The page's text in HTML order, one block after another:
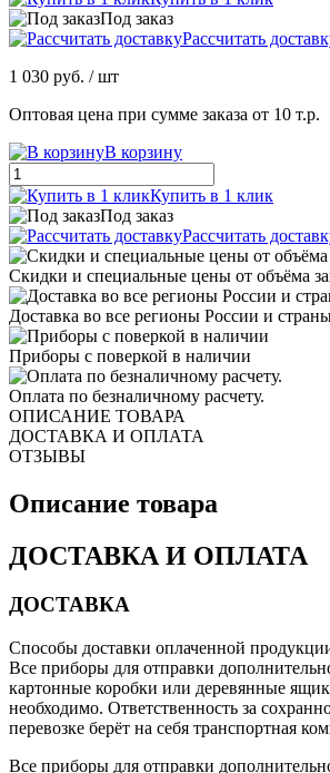
Под заказ
Рассчитать
1 030 руб. / шт
Оптовая цена при сумме заказа от 10 т.р.
В корзину
Купить в 1 клик
Под заказ
Рассчитать
Скидки и специальные цены от объёма
Доставка во все регионы России и
Приборы с поверкой в наличии
Оплата по безналичному расчету.
ОПИСАНИЕ ТОВАРА
ДОСТАВКА И ОПЛАТА
ОТЗЫВЫ
Описание товара
ДОСТАВКА И ОПЛАТА
ДОСТАВКА
Способы доставки оплаченной
Все приборы для отправки
картонные коробки или деревянные
необходимо. Ответственность за
перевозке берёт на себя транспортная
Все приборы для отправки